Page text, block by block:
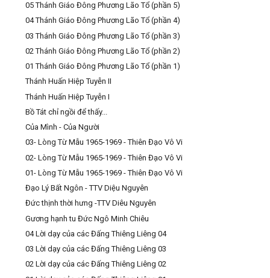
05 Thánh Giáo Đông Phương Lão Tổ (phần 5)
04 Thánh Giáo Đông Phương Lão Tổ (phần 4)
03 Thánh Giáo Đông Phương Lão Tổ (phần 3)
02 Thánh Giáo Đông Phương Lão Tổ (phần 2)
01 Thánh Giáo Đông Phương Lão Tổ (phần 1)
Thánh Huấn Hiệp Tuyễn II
Thánh Huấn Hiệp Tuyễn I
Bồ Tát chỉ ngồi để thấy...
Của Mình - Của Người
03- Lòng Từ Mẫu 1965-1969 - Thiên Đạo Vô Vi
02- Lòng Từ Mẫu 1965-1969 - Thiên Đạo Vô Vi
01- Lòng Từ Mẫu 1965-1969 - Thiên Đạo Vô Vi
Đạo Lý Bất Ngôn - TTV Diệu Nguyên
Đức thịnh thời hưng -TTV Diêu Nguyên
Gương hạnh tu Đức Ngô Minh Chiêu
04 Lời dạy của các Đấng Thiêng Liêng 04
03 Lời dạy của các Đấng Thiêng Liêng 03
02 Lời dạy của các Đấng Thiêng Liêng 02